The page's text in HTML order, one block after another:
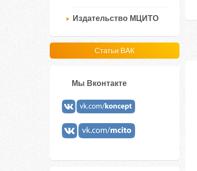
Издательство МЦИТО
Статьи ВАК
Мы Вконтакте